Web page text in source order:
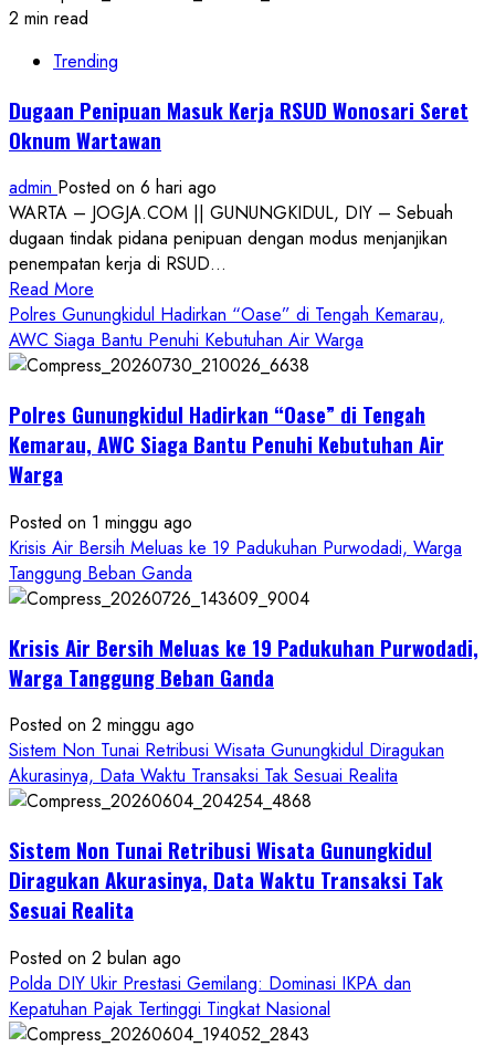
2 min read
Trending
Dugaan Penipuan Masuk Kerja RSUD Wonosari Seret
Oknum Wartawan
admin Posted on 6 hari ago
WARTA – JOGJA.COM || GUNUNGKIDUL, DIY – Sebuah
dugaan tindak pidana penipuan dengan modus menjanjikan
penempatan kerja di RSUD...
Read More
more
about
Dugaan
Masuk
Kerja
Seret
Oknum
Wartawan
Polres Gunungkidul Hadirkan “Oase” di Tengah Kemarau,
AWC Siaga Bantu Penuhi Kebutuhan Air Warga
Polres Gunungkidul Hadirkan “Oase” di Tengah
Kemarau, AWC Siaga Bantu Penuhi Kebutuhan Air
Warga
Posted on 1 minggu ago
Krisis Air Bersih Meluas ke 19 Padukuhan Purwodadi, Warga
Tanggung Beban Ganda
Krisis Air Bersih Meluas ke 19 Padukuhan Purwodadi,
Warga Tanggung Beban Ganda
Posted on 2 minggu ago
Sistem Non Tunai Retribusi Wisata Gunungkidul Diragukan
Akurasinya, Data Waktu Transaksi Tak Sesuai Realita
Sistem Non Tunai Retribusi Wisata Gunungkidul
Diragukan Akurasinya, Data Waktu Transaksi Tak
Sesuai Realita
Posted on 2 bulan ago
Polda DIY Ukir Prestasi Gemilang: Dominasi IKPA dan
Kepatuhan Pajak Tertinggi Tingkat Nasional